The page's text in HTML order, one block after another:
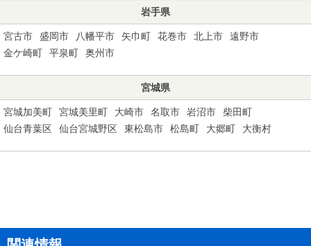
岩手県
宮古市 盛岡市 八幡平市 矢巾町 花巻市 北上市
遠野市
金ケ崎町
平泉町 奥州市
宮城県
宮城加美町 宮城美里町 大崎市 名取市 岩沼市
柴田町
仙台青葉区
仙台宮城野区 東松島市 松島町 大郷町 大衡村